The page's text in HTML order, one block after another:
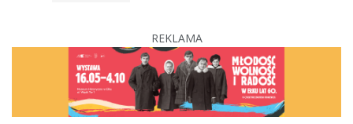
REKLAMA